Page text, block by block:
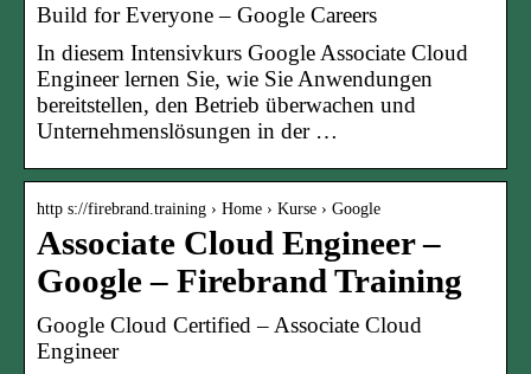
Build for Everyone – Google Careers
In diesem Intensivkurs Google Associate Cloud
Engineer lernen Sie, wie Sie Anwendungen
bereitstellen, den Betrieb überwachen und
Unternehmenslösungen in der …
http s://firebrand.training › Home › Kurse › Google
Associate Cloud Engineer –
Google – Firebrand Training
Google Cloud Certified – Associate Cloud
Engineer